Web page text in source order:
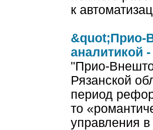
к
&quot;Прио-
аналитикой
"Прио-
Рязанской
период
то
управления